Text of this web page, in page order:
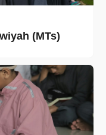
(MTs)